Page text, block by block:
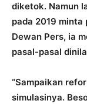
diketok. Namun
pada 2019 minta
Dewan Pers, ia
pasal-pasal
“Sampaikan
simulasinya.